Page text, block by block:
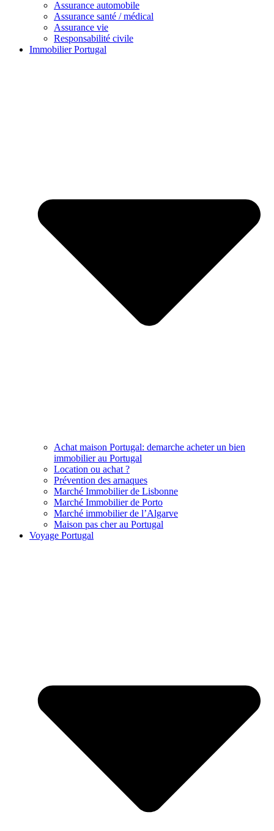
Assurance automobile
Assurance santé / médical
Assurance vie
Responsabilité civile
Immobilier Portugal
Achat maison Portugal: demarche acheter un bien
immobilier au Portugal
Location ou achat ?
Prévention des arnaques
Marché Immobilier de Lisbonne
Marché Immobilier de Porto
Marché immobilier de l’Algarve
Maison pas cher au Portugal
Voyage Portugal